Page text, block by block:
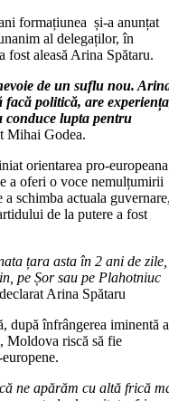
formațiunea și-a anunțat
al delegaților, în
aleasă Arina Spătaru.
de un suflu nou.
politică, are
conduce lupta pentru
Mihai Godea.
orientarea pro-europeana
a oferi o voce nemulțumirii
schimba actuala
de la putere a fost
țara asta în 2 ani de zile,
pe Șor sau pe Plahotniuc
Arina Spătaru
după înfrângerea iminentă a
Moldova riscă să fie
ne apărăm cu altă frică